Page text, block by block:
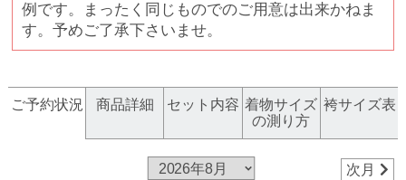
例です。まったく同じものでのご用意は出来かねま
す。予めご了承下さいませ。
ご予約状況 商品詳細 セット内容 着物サイズ
の測り方
袴サイズ表
次月